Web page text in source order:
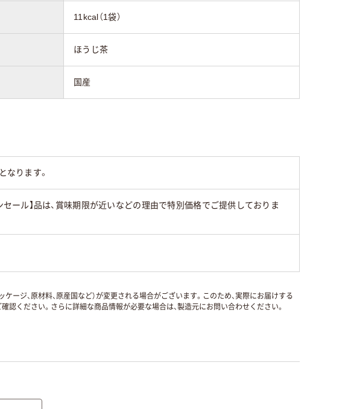
11kcal（1袋）
ほうじ茶
国産
ります。
ール】品は、賞味期限が近いなどの理由で特別価格でご提供しておりま
ージ、原材料、原産国など）が変更される場合がございます。このため、実際にお届けする
ください。さらに詳細な商品情報が必要な場合は、製造元にお問い合わせください。